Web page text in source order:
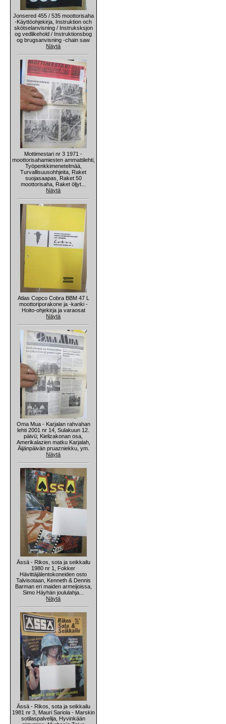
Jonsered 455 / 535 moottorisaha
-Käyttöohjekirja, Instruktion och
skötselanvisning / Instruksksjon
og vedlikehold / Instruktionsbog
og brugsanvisning -chain saw
Näytä
Mottimestari nr 3 1971 -
moottorisahamiesten ammattilehti,
Työpenkkimenetelmää,
Turvallisuusohhjeita, Raket
suojasaapas, Raket 50
moottorisaha, Raket öljyt...
Näytä
Atlas Copco Cobra BBM 47 L
moottoriporakone ja -kanki -
Hoito-ohjekirja ja varaosat
Näytä
Oma Mua - Karjalan rahvahan
lehti 2001 nr 14, Sulakuun 12.
päivü; Kielizakonan osa,
Amerikalazien matku Karjalah,
Äijänpäivän pruazniekku, ym.
Näytä
Ässä - Rikos, sota ja seikkailu
1980 nr 1, Fokker
Hävittäjälentokoneiden osto
Talvisotaan, Kenneth & Dennis
Barman eri maiden armeijoissa,
Simo Häyhän joululahja...
Näytä
Ässä - Rikos, sota ja seikkailu
1981 nr 3, Mauri Sariola - Marskin
sotilaspalvelija, Hyvinkään